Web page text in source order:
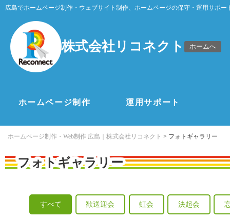
広島でホームページ制作・ウェブサイト制作、ホームページの保守・運用サポー
株式会社リコネクト ホームへ
ホームページ制作 運用サポート
ホームページ制作・Web制作 広島｜株式会社リコネクト > フォトギャラリー
フォトギャラリー
すべて 歓送迎会 虹会 決起会